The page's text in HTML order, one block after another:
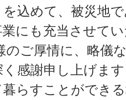
込めて、被災地
にも充当させて
のご厚情に、略儀
感謝申し上げま
らすことができ